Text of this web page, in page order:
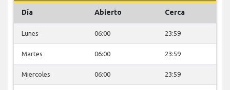
Día Abierto Cerca
Lunes 06:00 23:59
Martes 06:00 23:59
Miercoles 06:00 23:59